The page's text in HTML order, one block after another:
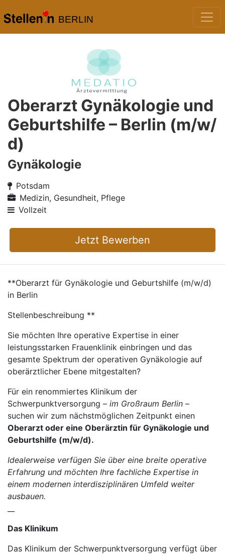
BERLIN
Oberarzt Gynäkologie und
Geburtshilfe – Berlin (m/w/
d)
Gynäkologie
Potsdam
Medizin, Gesundheit, Pflege
Vollzeit
Jetzt Bewerben
**Oberarzt für Gynäkologie und Geburtshilfe (m/w/d)
in Berlin
Stellenbeschreibung **
Sie möchten Ihre operative Expertise in einer
leistungsstarken Frauenklinik einbringen und das
gesamte Spektrum der operativen Gynäkologie auf
oberärztlicher Ebene mitgestalten?
Für ein renommiertes Klinikum der
Schwerpunktversorgung – im Großraum Berlin –
suchen wir zum nächstmöglichen Zeitpunkt einen
Oberarzt oder eine Oberärztin für Gynäkologie und
Geburtshilfe (m/w/d).
Idealerweise verfügen Sie über eine breite operative
Erfahrung und möchten Ihre fachliche Expertise in
einem modernen interdisziplinären Umfeld weiter
ausbauen.
Das Klinikum
Das Klinikum der Schwerpunktversorgung verfügt über